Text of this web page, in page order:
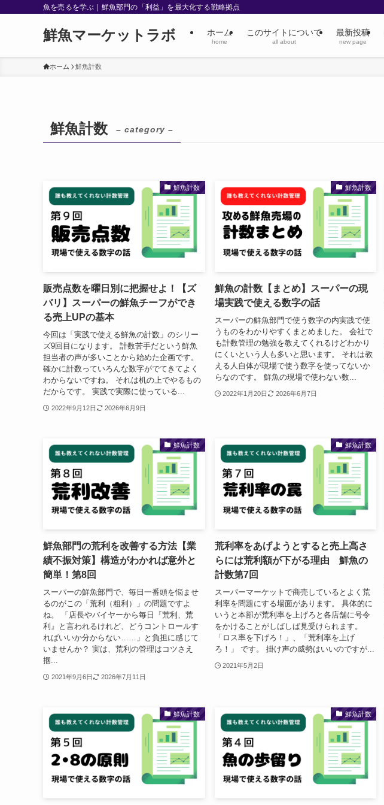
魚を売るを学ぶ｜鮮魚部門の「利益」を最大化する戦略拠点
鮮魚マーケットラボ ホーム
home
このサイトについて
all about
最新投稿
new page
ホーム 鮮魚計数
鮮魚計数 – category –
鮮魚計数
販売点数を曜日別に把握せよ！【ズ
バリ】スーパーの鮮魚チーフができ
る売上UPの基本
今回は「実践で使える鮮魚の計数」のシリー
ズ9回目になります。 計数苦手だという鮮魚
担当者の声が多いことから始めた企画です。
確かに計数っていろんな数字がでてきてよく
わからないですね。 それは机の上でやるもの
だからです。 実践で実際に使っている...
2022年9月12日 2026年6月9日
鮮魚計数
鮮魚の計数【まとめ】スーパーの現
場実践で使える数字の話
スーパーの鮮魚部門で使う数字の内実践で使
うものをわかりやすくまとめました。 会社で
も計数管理の勉強を教えてくれるけどわかり
にくいという人も多いと思います。 それは教
える人自体が現場で使う数字を使ってないか
らなのです。 鮮魚の現場で使わない数...
2022年1月20日 2026年6月7日
鮮魚計数
鮮魚部門の荒利を改善する方法【業
績不振対策】構造がわかれば意外と
簡単！第8回
スーパーの鮮魚部門で、毎日一番頭を悩ませ
るのがこの「荒利（粗利）」の問題ですよ
ね。 「店長やバイヤーから毎日『荒利、荒
利』と言われるけれど、どうコントロールす
ればいいか分からない……」と負担に感じて
いませんか？ 実は、荒利の管理はコツさえ
掴...
2021年9月6日 2026年7月11日
鮮魚計数
荒利率をあげようとすると売上高さ
らには荒利額が下がる理由 鮮魚の
計数第7回
スーパーマーケットで商売しているとよく荒
利率を問題にする場面があります。 具体的に
いうと本部が荒利率を上げろと各店舗に号令
をかけることがしばしば見受けられます。
「ロス率を下げろ！」、「荒利率を上げ
ろ！」 です。 掛け声の威勢はいいのですが...
2021年5月2日
鮮魚計数 鮮魚計数